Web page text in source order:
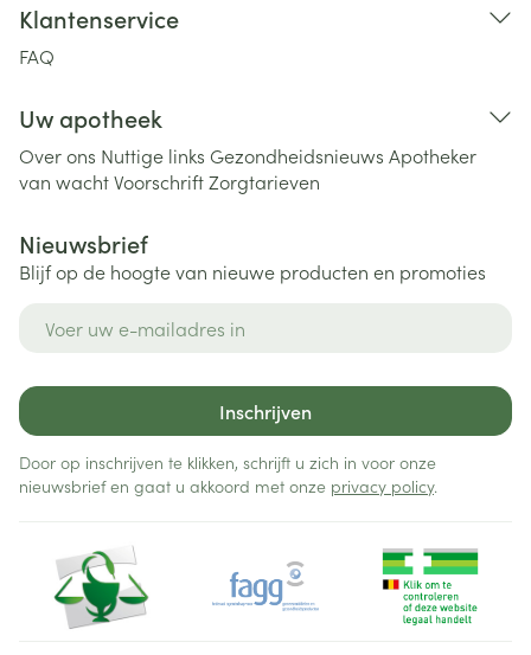
Klantenservice
FAQ
Uw apotheek
Over ons Nuttige links Gezondheidsnieuws Apotheker
van wachtVoorschriftZorgtarieven
Nieuwsbrief
Blijf op de hoogte van nieuwe producten en promoties
Inschrijven
Door op inschrijven te klikken, schrijft u zich in voor onze
nieuwsbrief en gaat u akkoord met onze privacy policy.